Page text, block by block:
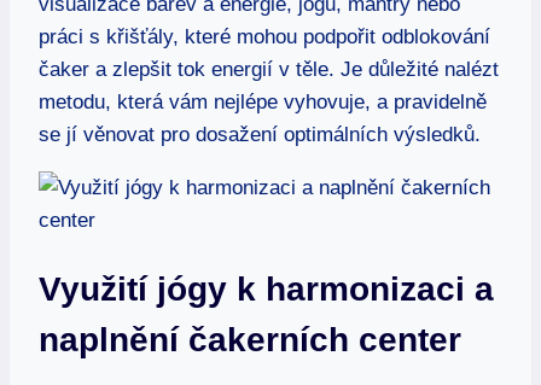
práci s křišťály, které mohou podpořit odblokování
čaker a zlepšit tok energií v těle. Je důležité nalézt
metodu, která vám nejlépe vyhovuje, a pravidelně
se jí věnovat pro dosažení optimálních výsledků.
Využití jógy k harmonizaci a
naplnění čakerních center